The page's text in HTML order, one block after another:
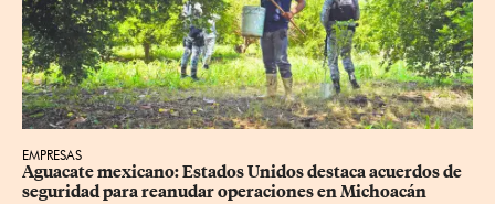
EMPRESAS
Aguacate mexicano: Estados Unidos destaca acuerdos de
seguridad para reanudar operaciones en Michoacán